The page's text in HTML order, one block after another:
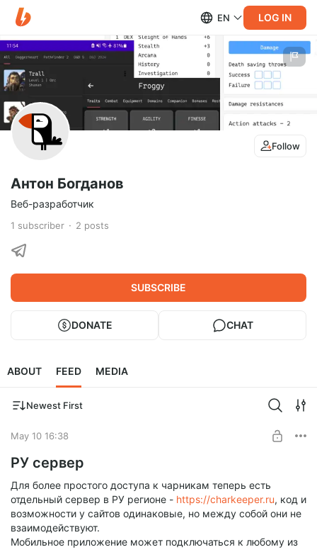
EN LOG IN
Follow
Антон Богданов
Веб-разработчик
1 subscriber 2 posts
SUBSCRIBE
DONATE CHAT
ABOUT FEED MEDIA
Newest First
May 10 16:38
РУ сервер
Для более простого доступа к чарникам теперь есть
отдельный сервер в РУ регионе - https://charkeeper.ru, код и
возможности у сайтов одинаковые, но между собой они не
взаимодействуют.
Мобильное приложение может подключаться к любому из